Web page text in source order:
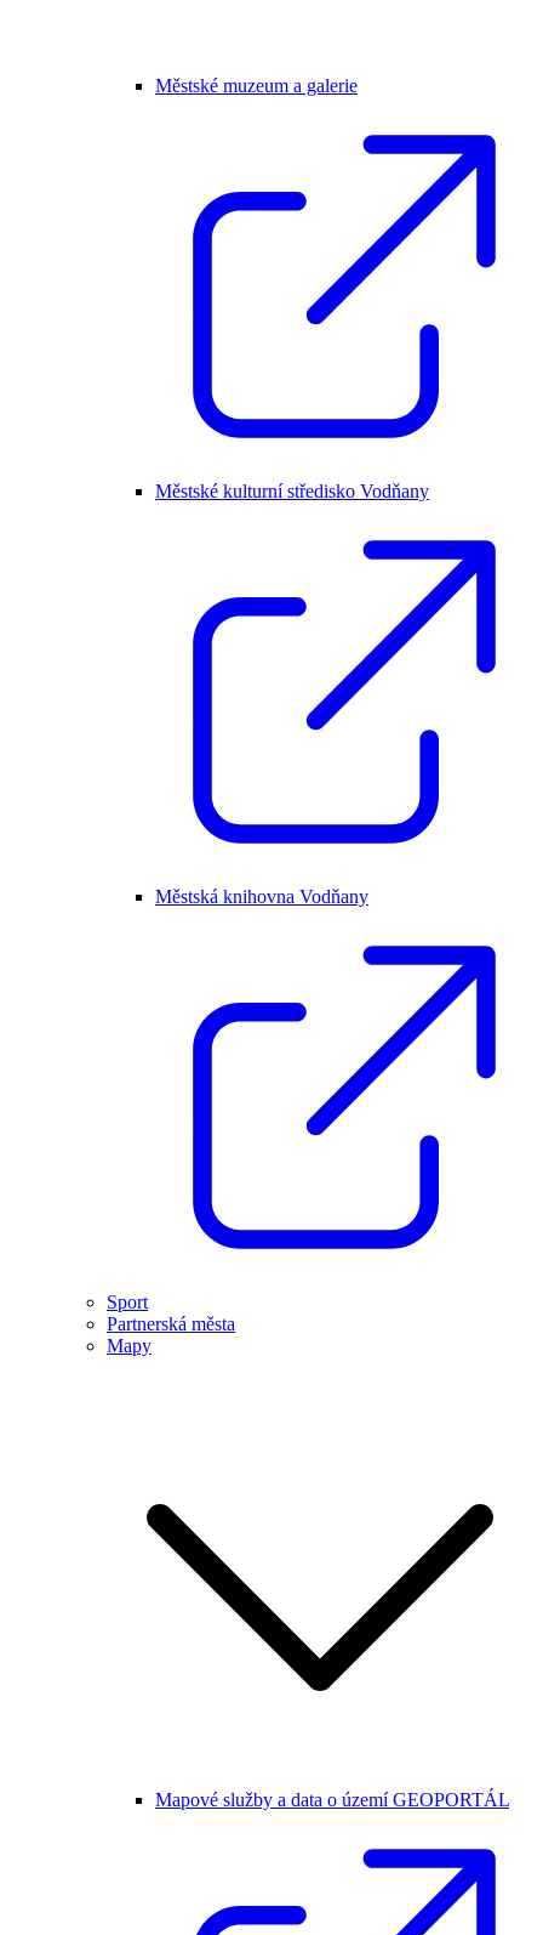
Městské muzeum a galerie
Městské kulturní středisko Vodňany
Městská knihovna Vodňany
Sport
Partnerská města
Mapy
Mapové služby a data o území GEOPORTÁL